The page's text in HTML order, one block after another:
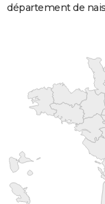
département de